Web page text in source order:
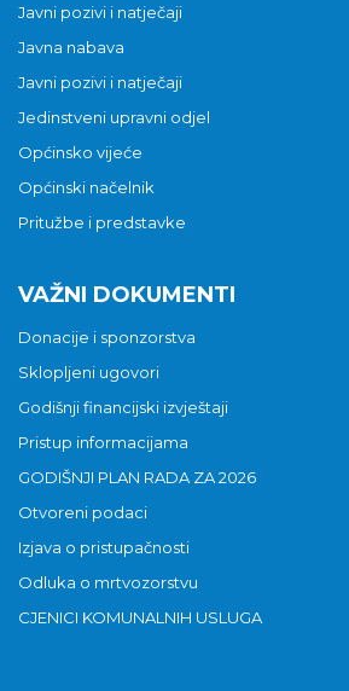
Javni pozivi i natječaji
Javna nabava
Javni pozivi i natječaji
Jedinstveni upravni odjel
Općinsko vijeće
Općinski načelnik
Pritužbe i predstavke
VAŽNI DOKUMENTI
Donacije i sponzorstva
Sklopljeni ugovori
Godišnji financijski izvještaji
Pristup informacijama
GODIŠNJI PLAN RADA ZA 2026
Otvoreni podaci
Izjava o pristupačnosti
Odluka o mrtvozorstvu
CJENICI KOMUNALNIH USLUGA